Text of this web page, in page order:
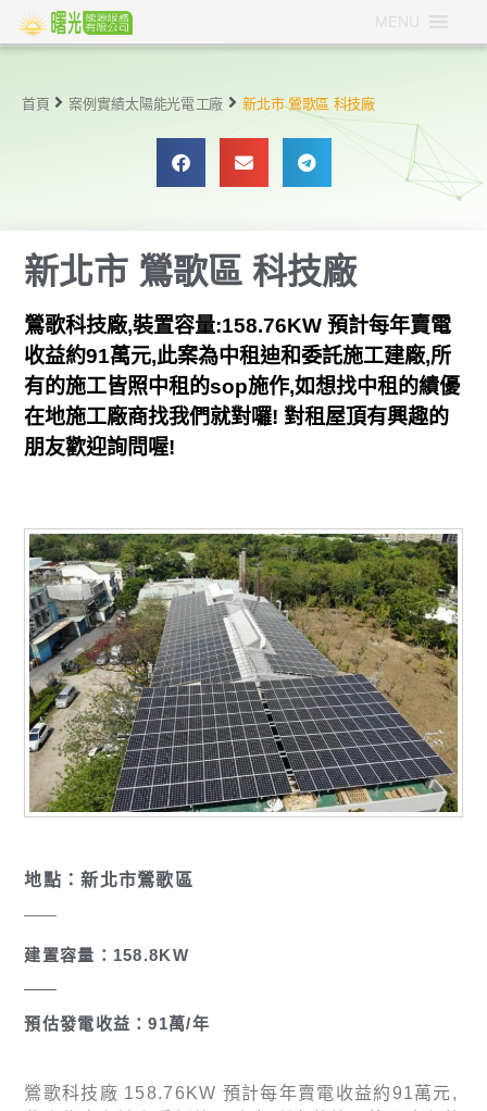
MENU
首頁 案例實績太陽能光電 工廠 新北市 鶯歌區 科技廠
新北市 鶯歌區 科技廠
鶯歌科技廠,裝置容量:158.76KW 預計每年賣電
收益約91萬元,此案為中租迪和委託施工建廠,所
有的施工皆照中租的sop施作,如想找中租的績優
在地施工廠商找我們就對囉! 對租屋頂有興趣的
朋友歡迎詢問喔!
地點：新北市鶯歌區
建置容量：158.8KW
預估發電收益：91萬/年
鶯歌科技廠 158.76KW 預計每年賣電收益約91萬元,